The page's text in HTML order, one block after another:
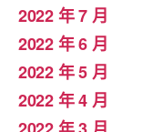
2022 年 7 月
2022 年 6 月
2022 年 5 月
2022 年 4 月